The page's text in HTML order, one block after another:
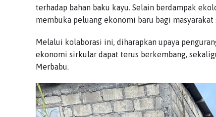
terhadap bahan baku kayu. Selain berdampak
membuka peluang ekonomi baru bagi
Melalui kolaborasi ini, diharapkan upaya
ekonomi sirkular dapat terus berkembang,
Merbabu.